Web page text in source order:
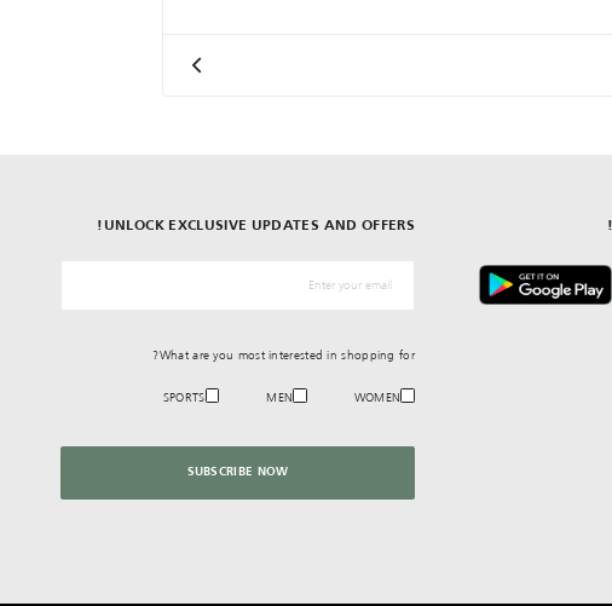
UNLOCK EXCLUSIVE UPDATES AND OFFERS!
What are you most interested in shopping for?
WOMEN
MEN
SPORTS
SUBSCRIBE NOW